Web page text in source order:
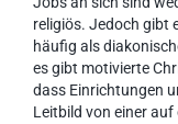
religiös. Jedoch gibt
häufig als
es gibt motivierte
dass Einrichtungen
Leitbild von einer